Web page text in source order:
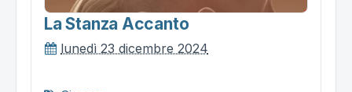
La Stanza Accanto
lunedì 23 dicembre 2024